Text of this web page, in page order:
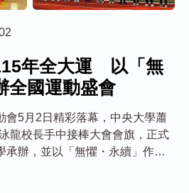
年全大運 以「無
全國運動盛會
會5月2日精彩落幕，中央大學蕭
龍校長手中接棒大會會旗，正式
承辦，並以「無懼・永續」作為
科學、人文與社會關懷的綜合大